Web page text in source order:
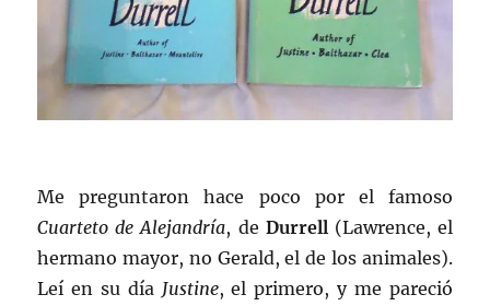
Me preguntaron hace poco por el famoso
Cuarteto de Alejandría, de Durrell(Lawrence, el
hermano mayor, no Gerald, el de los animales).
Leí en su día Justine, el primero, y me pareció